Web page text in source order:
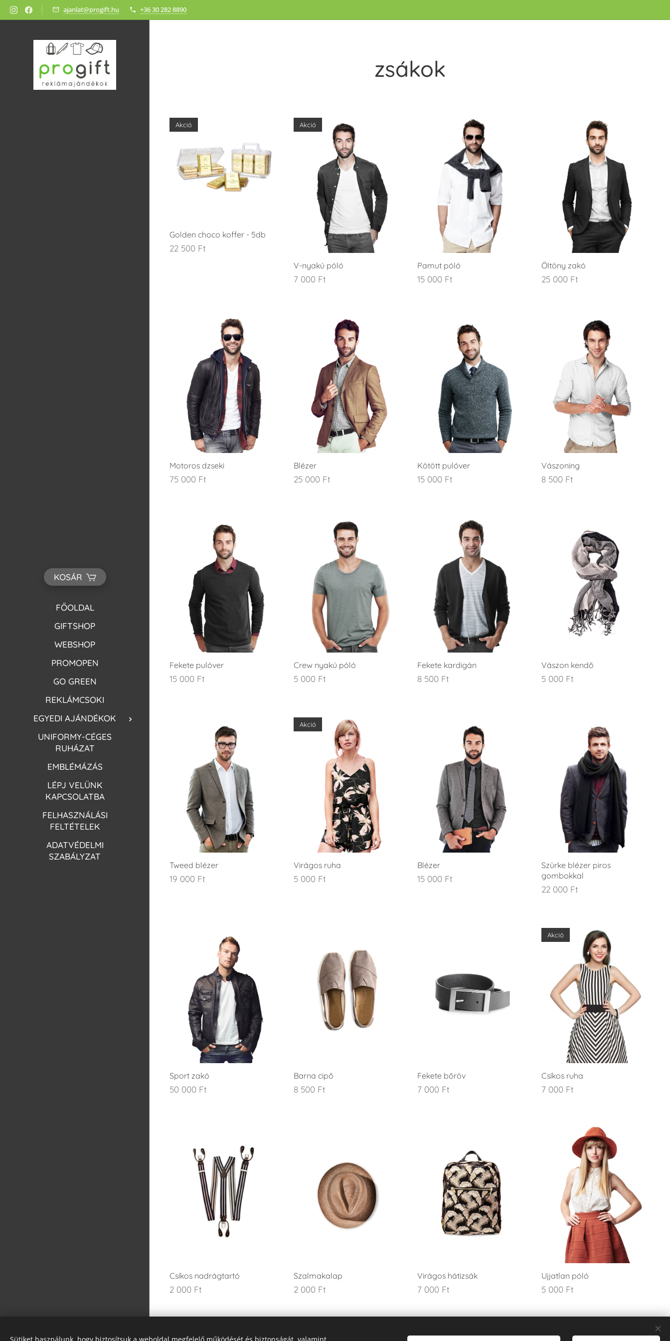
ajanlat@progift.hu +36 30 282 8890
KOSÁR
FŐOLDAL
GIFTSHOP
WEBSHOP
PROMOPEN
GO GREEN
REKLÁMCSOKI
EGYEDI AJÁNDÉKOK
UNIFORMY-CÉGES
RUHÁZAT
EMBLÉMÁZÁS
LÉPJ VELÜNK
KAPCSOLATBA
FELHASZNÁLÁSI
FELTÉTELEK
ADATVÉDELMI
SZABÁLYZAT
zsákok
Golden choco koffer - 5db
Akció
22 500 Ft
V-nyakú póló
Akció
7 000 Ft
Pamut póló
15 000 Ft
Öltöny zakó
25 000 Ft
Motoros dzseki
75 000 Ft
Blézer
25 000 Ft
Kötött pulóver
15 000 Ft
Vászoning
8 500 Ft
Fekete pulóver
15 000 Ft
Crew nyakú póló
5 000 Ft
Fekete kardigán
8 500 Ft
Vászon kendő
5 000 Ft
Tweed blézer
19 000 Ft
Virágos ruha
Akció
5 000 Ft
Blézer
15 000 Ft
Szürke blézer piros
gombokkal
22 000 Ft
Sport zakó
50 000 Ft
Barna cipő
8 500 Ft
Fekete bőröv
7 000 Ft
Csíkos ruha
Akció
7 000 Ft
Csíkos nadrágtartó
2 000 Ft
Szalmakalap
2 000 Ft
Virágos hátizsák
7 000 Ft
Ujjatlan póló
5 000 Ft